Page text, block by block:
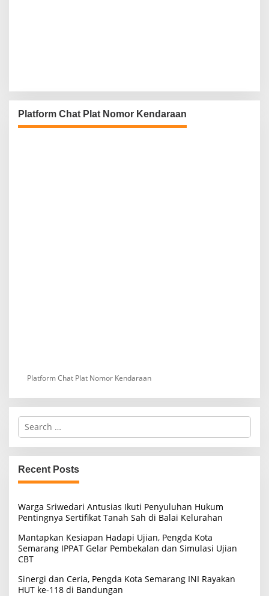
Platform Chat Plat Nomor Kendaraan
Platform Chat Plat Nomor Kendaraan
S
r
c
h
f
r
:
Recent Posts
Warga Sriwedari Antusias Ikuti Penyuluhan Hukum
Pentingnya Sertifikat Tanah Sah di Balai Kelurahan
Mantapkan Kesiapan Hadapi Ujian, Pengda Kota
Semarang IPPAT Gelar Pembekalan dan Simulasi Ujian
CBT
Sinergi dan Ceria, Pengda Kota Semarang INI Rayakan
HUT ke-118 di Bandungan